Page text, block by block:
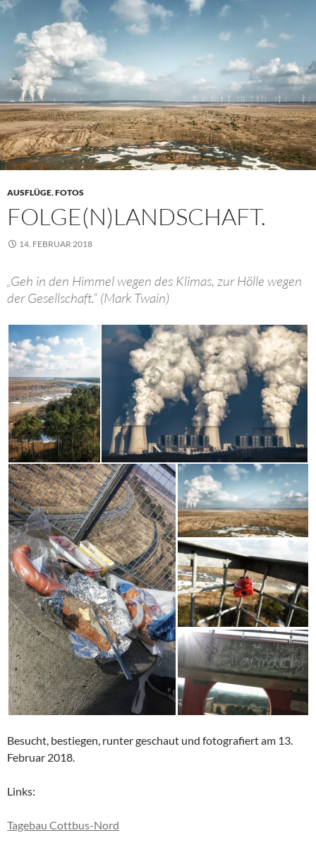
AUSFLÜGE,FOTOS
FOLGE(N)LANDSCHAFT.
14. FEBRUAR 2018
„Geh in den Himmel wegen des Klimas, zur Hölle wegen
der Gesellschaft.“ (Mark Twain)
Besucht, bestiegen, runter geschaut und fotografiert am 13.
Februar 2018.
Links:
Tagebau Cottbus-Nord